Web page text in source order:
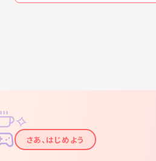
✦
✧
さあ、はじめよう